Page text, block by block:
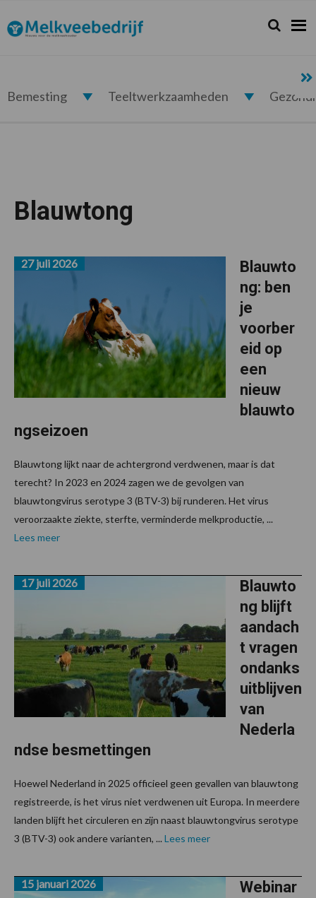
de
hoofdnavigatie
de
hoofd
de
voettekst
Melkveebedrijf.nl Zoeken...
Zoek
Bemesting Teeltwerkzaamheden
Blauwtong
Blauwto
ng: ben
je
voorber
eid op
een
nieuw
blauwto
ngseizoen
27 juli 2026
Blauwtong lijkt naar de achtergrond verdwenen, maar is dat
terecht? In 2023 en 2024 zagen we de gevolgen van
blauwtongvirus serotype 3 (BTV-3) bij runderen. Het virus
veroorzaakte ziekte, sterfte, verminderde melkproductie, ...
Lees meer
Blauwto
ng blijft
aandach
t vragen
ondanks
uitblijven
van
Nederla
ndse besmettingen
17 juli 2026
Hoewel Nederland in 2025 officieel geen gevallen van blauwtong
registreerde, is het virus niet verdwenen uit Europa. In meerdere
landen blijft het circuleren en zijn naast blauwtongvirus serotype
3 (BTV-3) ook andere varianten, ... Lees meer
Webinar
15 januari 2026